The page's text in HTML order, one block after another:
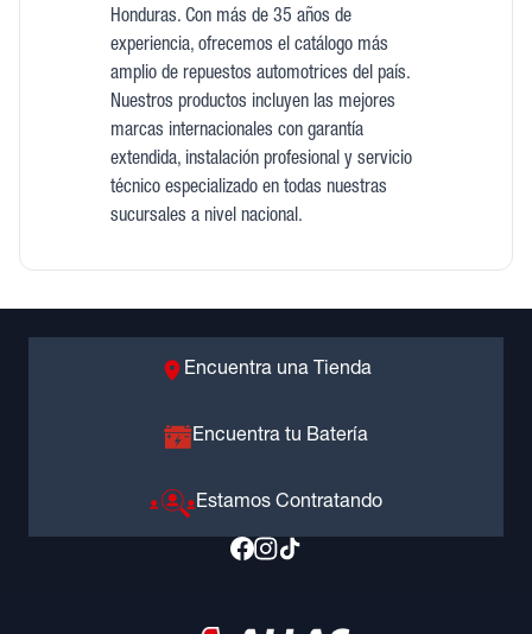
Honduras. Con más de 35 años de
experiencia, ofrecemos el catálogo más
amplio de repuestos automotrices del país.
Nuestros productos incluyen las mejores
marcas internacionales con garantía
extendida, instalación profesional y servicio
técnico especializado en todas nuestras
sucursales a nivel nacional.
Encuentra una Tienda
Encuentra tu Batería
Estamos Contratando